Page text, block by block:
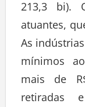
213,3 bi).
atuantes,
As
mínimos
mais de
retiradas